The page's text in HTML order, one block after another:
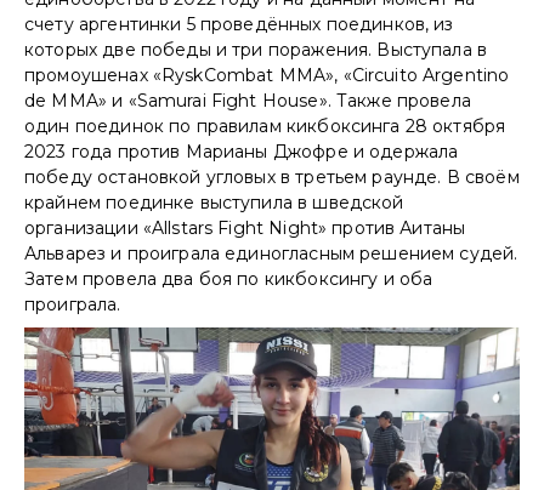
счету аргентинки 5 проведённых поединков, из
которых две победы и три поражения. Выступала в
промоушенах «RyskCombat MMA», «Circuito Argentino
de MMA» и «Samurai Fight House». Также провела
один поединок по правилам кикбоксинга 28 октября
2023 года против Марианы Джофре и одержала
победу остановкой угловых в третьем раунде. В своём
крайнем поединке выступила в шведской
организации «Allstars Fight Night» против Аитаны
Альварез и проиграла единогласным решением судей.
Затем провела два боя по кикбоксингу и оба
проиграла.